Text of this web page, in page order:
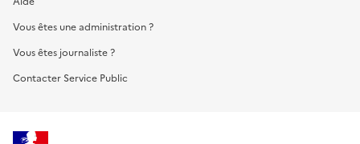
Vous êtes une administration ?
Vous êtes journaliste ?
Contacter Service Public